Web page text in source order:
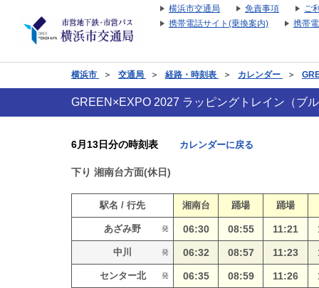
横浜市交通局 免責事項
ご
携帯電話サイト(乗換案内)
携帯
横浜市 ＞ 交通局 ＞ 経路・時刻表 ＞ カレンダー ＞
GREEN×EXPO 2027 ラッピングトレイン（ブ
6月13日分の時刻表 カレンダーに戻る
下り 湘南台方面(休日)
駅名 / 行先 湘南台 踊場 踊場
あざみ野 発 06:30 08:55 11:21
中川 発 06:32 08:57 11:23
センター北 発 06:35 08:59 11:26